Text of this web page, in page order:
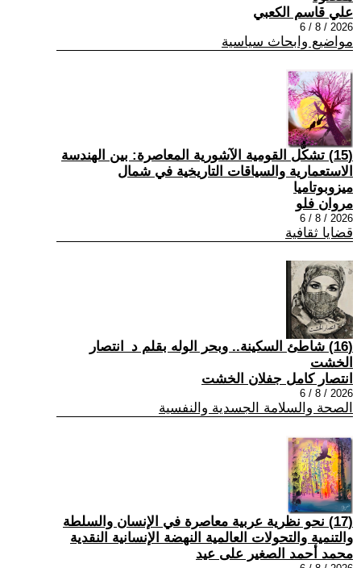
علي قاسم الكعبي
2026 / 8 / 6
مواضيع وابحاث سياسية
(15) تشكُّل القومية الآشورية المعاصرة: بين الهندسة
الاستعمارية والسياقات التاريخية في شمال
ميزوبوتاميا
مروان فلو
2026 / 8 / 6
قضايا ثقافية
(16) شاطئ السكينة.. وبحر الوله بقلم د_انتصار
الخشت
انتصار كامل جفلان الخشت
2026 / 8 / 6
الصحة والسلامة الجسدية والنفسية
(17) نحو نظرية عربية معاصرة في الإنسان والسلطة
والتنمية والتحولات العالمية النهضة الإنسانية النقدية
محمد أحمد الصغير على عيد